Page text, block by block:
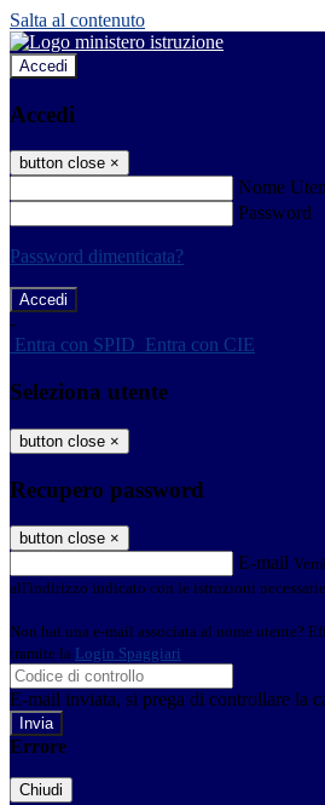
Salta al contenuto
Accedi
Accedi
button close ×
Nome
Password
Password dimenticata?
-
Entra con SPID Entra con CIE
Seleziona utente
button close ×
Recupero password
button close ×
E-mail
all'indirizzo indicato con le istruzioni
Non hai una e-mail associata al nome utente?
tramite la Login Spaggiari
E-mail inviata, si prega di controllare la
Errore
Chiudi